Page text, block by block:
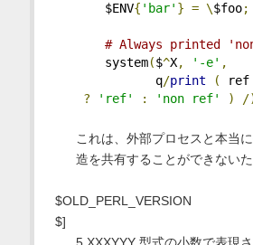
$ENV{ 'bar' } = \$foo;
# Always printed
system($^X, '-e' ,
q/print ( ref
?
'ref' : 'non ref' ) /
これは、外部プロセスと本当
造を共有することができないた
$OLD_PERL_VERSION
$]